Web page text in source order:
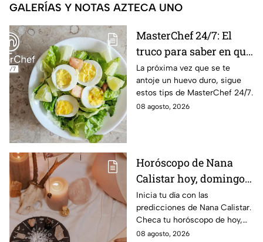
GALERÍAS Y NOTAS AZTECA UNO
MasterChef 24/7: El
truco para saber en qué
momento está listo un
huevo cocido
La próxima vez que se te
antoje un huevo duro, sigue
estos tips de MasterChef 24/7.
08 agosto, 2026
Horóscopo de Nana
Calistar hoy, domingo 9
de agosto: estos signos
tendrán ingresos extra
Inicia tu día con las
predicciones de Nana Calistar.
Checa tu horóscopo de hoy,
domingo 9 de agosto, y
08 agosto, 2026